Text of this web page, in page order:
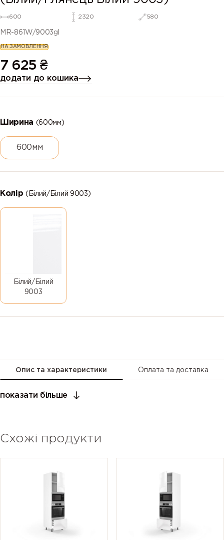
600 2320 580
MR-861W/9003gl
НА ЗАМОВЛЕННЯ
7 625 ₴
додати до кошика
Ширина (600мм)
600мм
Колір(Білий/Білий 9003)
Білий/Білий
9003
Опис та характеристики Оплата та доставка
показати більше
Схожі продукти